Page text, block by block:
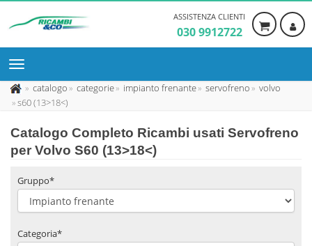
ASSISTENZA CLIENTI
030 9912722
catalogo categorie impianto frenante servofreno
volvo
s60 (13>18<)
Catalogo Completo Ricambi usati Servofreno
per Volvo S60 (13>18<)
Gruppo*
Categoria*